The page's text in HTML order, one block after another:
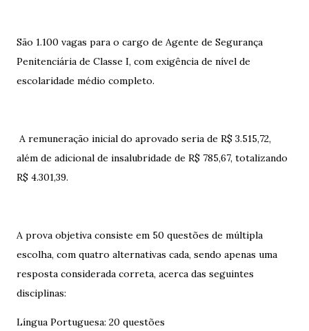
São 1.100 vagas para o cargo de Agente de Segurança
Penitenciária de Classe I, com exigência de nível de
escolaridade médio completo.
A remuneração inicial do aprovado seria de R$ 3.515,72,
além de adicional de insalubridade de R$ 785,67, totalizando
R$ 4.301,39.
A prova objetiva consiste em 50 questões de múltipla
escolha, com quatro alternativas cada, sendo apenas uma
resposta considerada correta, acerca das seguintes
disciplinas:
Língua Portuguesa: 20 questões